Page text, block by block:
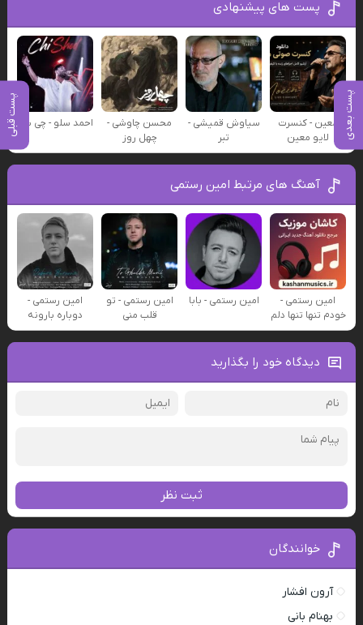
پست بعدی پست قبلی
پست های پیشنهادی
معین - کنسرت
لایو معین
سیاوش قمیشی -
تبر
محسن چاوشی -
چهل روز
احمد سلو - چی شد
آهنگ های مرتبط امین رستمی
امین رستمی -
خودم تنها تنها دلم
امین رستمی - بابا
امین رستمی - تو
قلب منی
امین رستمی -
دوباره بارونه
دیدگاه خود را بگذارید
ثبت نظر
خوانندگان
آرون افشار
بهنام بانی